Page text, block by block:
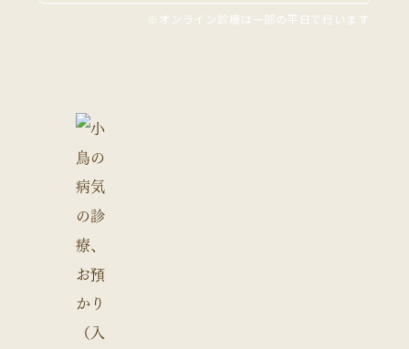
※オンライン診療は一部の平日で行います